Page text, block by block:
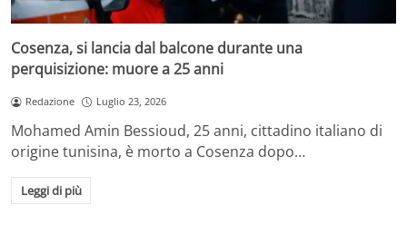
Cosenza, si lancia dal balcone durante una
perquisizione: muore a 25 anni
Redazione Luglio 23, 2026
Mohamed Amin Bessioud, 25 anni, cittadino italiano di
origine tunisina, è morto a Cosenza dopo…
Leggi di più